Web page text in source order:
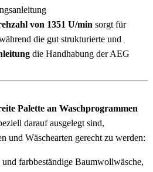
von 1351 U/min sorgt für
die gut strukturierte und
die Handhabung der AEG
Palette an Waschprogrammen
darauf ausgelegt sind,
und Wäschearten gerecht zu werden:
farbbeständige Baumwollwäsche,